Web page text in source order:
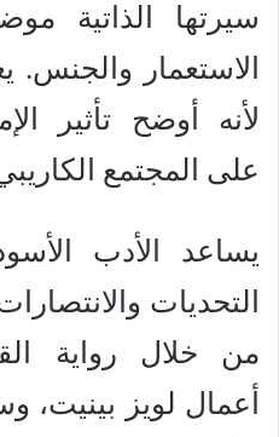
سيرتها الذاتية
الاستعمار والجنس.
لأنه أوضح تأثير
على المجتمع
يساعد الأدب
التحديات
من خلال رواية
أعمال لويز بينيت،